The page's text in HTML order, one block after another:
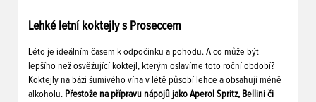
Lehké letní koktejly s Proseccem
Léto je ideálním časem k odpočinku a pohodu. A co může být
lepšího než osvěžující koktejl, kterým oslavíme toto roční období?
Koktejly na bázi šumivého vína v létě působí lehce a obsahují méně
alkoholu. Přestože na přípravu nápojů jako Aperol Spritz, Bellini či